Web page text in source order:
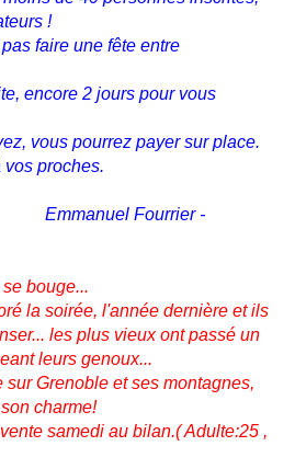
!
faire une fête entre
encore 2 jours pour vous
vous pourrez payer sur place.
proches.
Fourrier -
bouge...
la soirée, l'année dernière et ils
les plus vieux ont passé un
leurs genoux...
Grenoble et ses montagnes,
charme!
samedi au bilan.( Adulte:25 ,